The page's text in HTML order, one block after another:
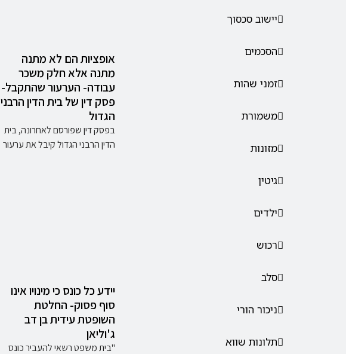
יישוב סכסוך
הסכמים
זמני שהות
משמורת
מזונות
גיטין
ילדים
רכוש
סלב
ניכור הורי
תלונות שווא
אופציות הם לא מתנה
מתנה אלא חלק משכר
עבודה- הערעור שהתקבל-
פסק דין של בית הדין הרבני
הגדול
בפסק דין שפורסם לאחרונה, בית
הדין הרבני הגדול קיבל את ערעור
יידע כל כונס כי מינויו אינו
סוף פסוק- החלטת
השופטת עידית בן דב
ג'וליאן
"בית משפט רשאי להעביר כונס